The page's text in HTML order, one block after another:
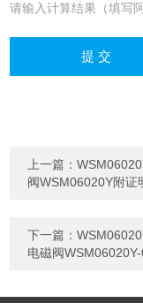
请输入计算结果（填写
上一篇：
阀WSM06020Y附证
下一篇：
电磁阀